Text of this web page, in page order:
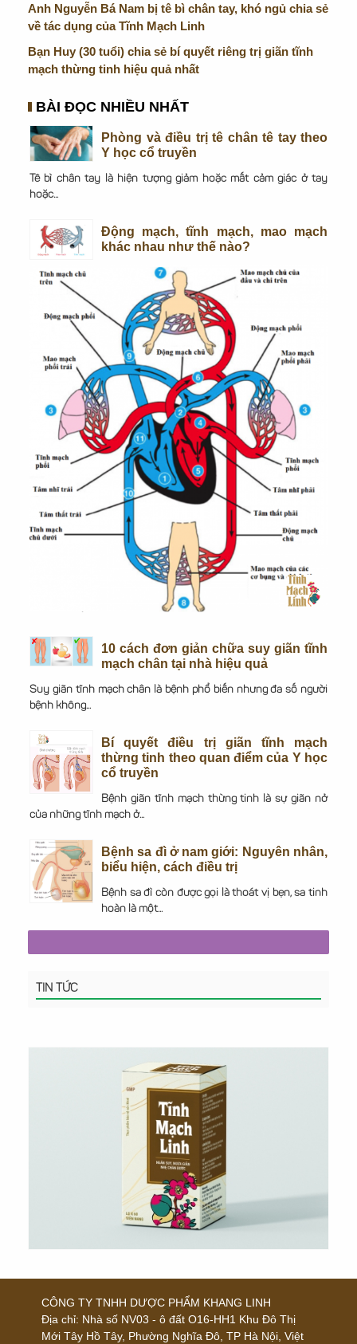
Anh Nguyễn Bá Nam bị tê bì chân tay, khó ngủ chia sẻ
về tác dụng của Tĩnh Mạch Linh
Bạn Huy (30 tuổi) chia sẻ bí quyết riêng trị giãn tĩnh
mạch thừng tinh hiệu quả nhất
BÀI ĐỌC NHIỀU NHẤT
Phòng và điều trị tê chân tê tay theo
Y học cổ truyền
Tê bì chân tay là hiện tượng giảm hoặc mất cảm giác ở tay
hoặc...
Động mạch, tĩnh mạch, mao mạch
khác nhau như thế nào?
10 cách đơn giản chữa suy giãn tĩnh
mạch chân tại nhà hiệu quả
Suy giãn tĩnh mạch chân là bệnh phổ biến nhưng đa số người
bệnh không...
Bí quyết điều trị giãn tĩnh mạch
thừng tinh theo quan điểm của Y học
cổ truyền
Bệnh giãn tĩnh mạch thừng tinh là sự giãn nở
của những tĩnh mạch ở...
Bệnh sa đì ở nam giới: Nguyên nhân,
biểu hiện, cách điều trị
Bệnh sa đì còn được gọi là thoát vị bẹn, sa tinh
hoàn là một...
TIN TỨC
CÔNG TY TNHH DƯỢC PHẨM KHANG LINH
Địa chỉ: Nhà số NV03 - ô đất O16-HH1 Khu Đô Thị
Mới Tây Hồ Tây, Phường Nghĩa Đô, TP Hà Nội, Việt